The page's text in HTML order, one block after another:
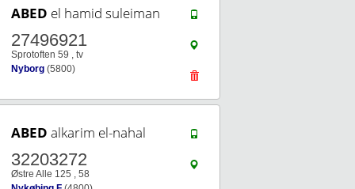
ABED el hamid suleiman
27496921
Sprotoften 59 , tv
Nyborg (5800)
ABED alkarim el-nahal
32203272
Østre Alle 125 , 58